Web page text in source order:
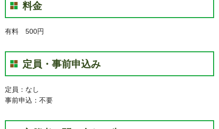
料金
有料 500円
定員・事前申込み
定員：なし
事前申込：不要